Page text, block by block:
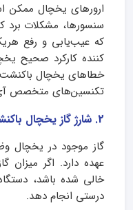
ارورهای یخچال ممکن
سنسورها، مشکلات برد
که عیب‌یابی و رفع
کننده کارکرد صحیح
خطاهای یخچال
تکنسین‌های متخصص
2. شارژ گاز یخچال باکنشت
گاز موجود در یخچال
عهده دارد. اگر میزان
خالی شده باشد،
درستی انجام دهد.